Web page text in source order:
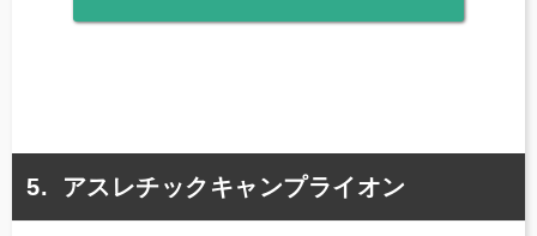
アスレチックキャンプライオン